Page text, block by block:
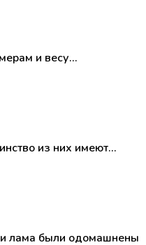
и весу…
из них имеют…
и лама были одомашнены